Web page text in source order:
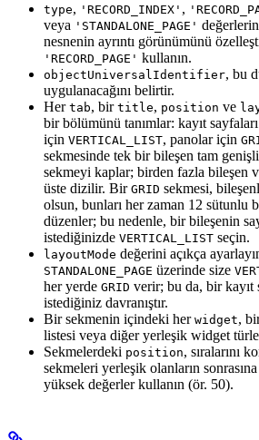
type, 'RECORD_INDEX' ,
veya 'STANDALONE_PAGE'
nesnenin ayrıntı görünümünü
'RECORD_PAGE' kullanın.
objectUniversalIdentifier, bu
uygulanacağını belirtir.
Her tab, bir title, position ve
bir bölümünü tanımlar: kayıt
için VERTICAL_LIST, panolar için
sekmesinde tek bir bileşen tam
sekmeyi kaplar; birden fazla bileşen
üste dizilir. Bir GRID sekmesi,
olsun, bunları her zaman 12 sütunlu
düzenler; bu nedenle, bir bileşenin
istediğinizde VERTICAL_LIST seçin.
layoutMode değerini açıkça
STANDALONE_PAGE üzerinde size
her yerde GRID verir; bu da, bir kayıt
istediğiniz davranıştır.
Bir sekmenin içindeki her widget,
listesi veya diğer yerleşik widget
Sekmelerdeki position, sıralarını
sekmeleri yerleşik olanların
yüksek değerler kullanın (ör. 50).